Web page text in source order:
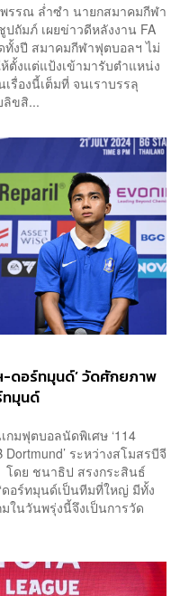
รรณ ล่ำซำ นายกสมาคมกีฬา
ถัมภ์ เผยข่าวดีหลังงาน FA
ทั้งปี สมาคมกีฬาฟุตบอลฯ ไม่
ตั้งแต่แป้งเข้ามารับตำแหน่ง
รื่องนี้เต็มที่ จนเราบรรลุ
ลิขสิ...
-ดอร์ทมุนด์’ วัดศักยภาพ
ทมุนด์
มฟุตบอลนัดพิเศษ ‘114
Dortmund’ ระหว่างสโมสรบีจี
ดย ชนาธิป สรงกระสินธ์
ดอร์ทมุนด์เป็นทีมที่ใหญ่ มีทั้ง
ในวันพรุ่งนี้จึงเป็นการวัด